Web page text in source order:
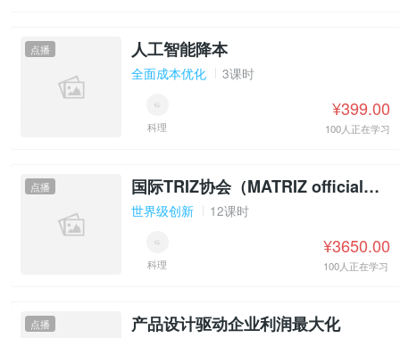
点播 人工智能降本
全面成本优化 3课时
科理
¥399.00
100人正在学习
点播 国际TRIZ协会（MATRIZ official）一级认证
世界级创新 12课时
科理
¥3650.00
100人正在学习
点播 产品设计驱动企业利润最大化